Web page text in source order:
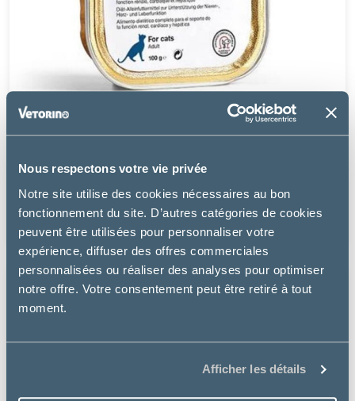
Nous respectons votre vie privée
Notre site utilise des cookies nécessaires au bon
fonctionnement du site. D’autres catégories de cookies
peuvent être utilisées pour personnaliser votre
expérience, diffuser des offres commerciales
personnalisées ou réaliser des analyses pour optimiser
notre offre. Votre consentement peut être retiré à tout
moment.
Afficher les détails
Specific
FKW KIDNEY SUPPORT – CHAT